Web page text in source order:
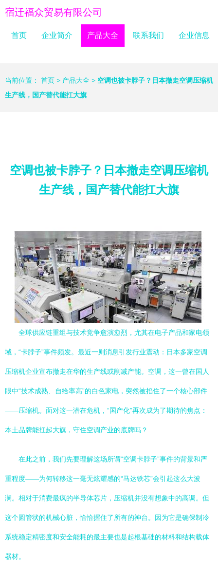
宿迁福众贸易有限公司
首页 企业简介 产品大全 联系我们 企业信息
当前位置： 首页 > 产品大全 > 空调也被卡脖子？日本撤走空调压缩机
生产线，国产替代能扛大旗
空调也被卡脖子？日本撤走空调压缩机
生产线，国产替代能扛大旗
全球供应链重组与技术竞争愈演愈烈，尤其在电子产品和家电领
域，“卡脖子”事件频发。最近一则消息引发行业震动：日本多家空调
压缩机企业宣布撤走在华的生产线或削减产能。空调，这一曾在国人
眼中“技术成熟、自给率高”的白色家电，突然被掐住了一个核心部件
——压缩机。面对这一潜在危机，“国产化”再次成为了期待的焦点：
本土品牌能扛起大旗，守住空调产业的底牌吗？
在此之前，我们先要理解这场所谓“空调卡脖子”事件的背景和严
重程度——为何转移这一毫无炫耀感的“马达铁芯”会引起这么大波
澜。相对于消费最疯的半导体芯片，压缩机并没有想象中的高调。但
这个圆管状的机械心脏，恰恰握住了所有的神台。因为它是确保制冷
系统稳定精密度和安全能耗的最主要也是起根基础的材料和结构载体
器材。